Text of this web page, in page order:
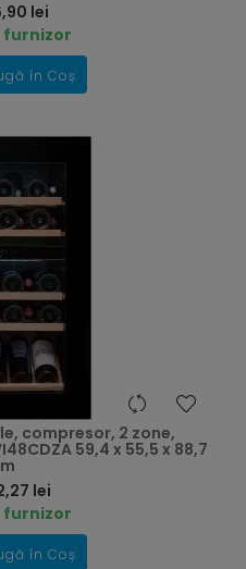
lei
furnizor
în Coș
compresor, 2 zone,
59,4 x 55,5 x 88,7
lei
furnizor
în Coș